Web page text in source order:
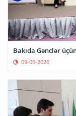
Bakıda Gənclər
09-06-2026